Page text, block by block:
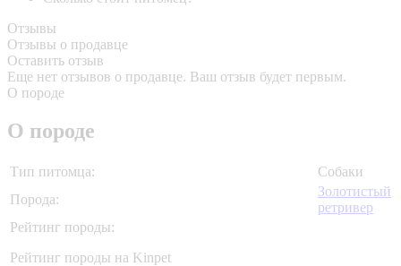
Отзывы
Отзывы о продавце
Оставить отзыв
Еще нет отзывов о продавце. Ваш отзыв будет первым.
О породе
О породе
Тип питомца:
Собаки
Порода:
Золотистый
ретривер
Рейтинг породы:
Рейтинг породы на Kinpet